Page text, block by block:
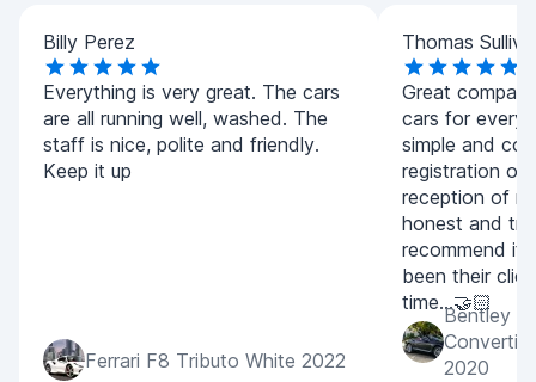
Billy Perez
Everything is very great. The cars
are all running well, washed. The
staff is nice, polite and friendly.
Keep it up
Ferrari F8 Tributo White 2022
Thomas
Great
cars for every
simple and
registration of
reception of
honest and
recommend it
been their
time...🤝🏻
Bentley
2020